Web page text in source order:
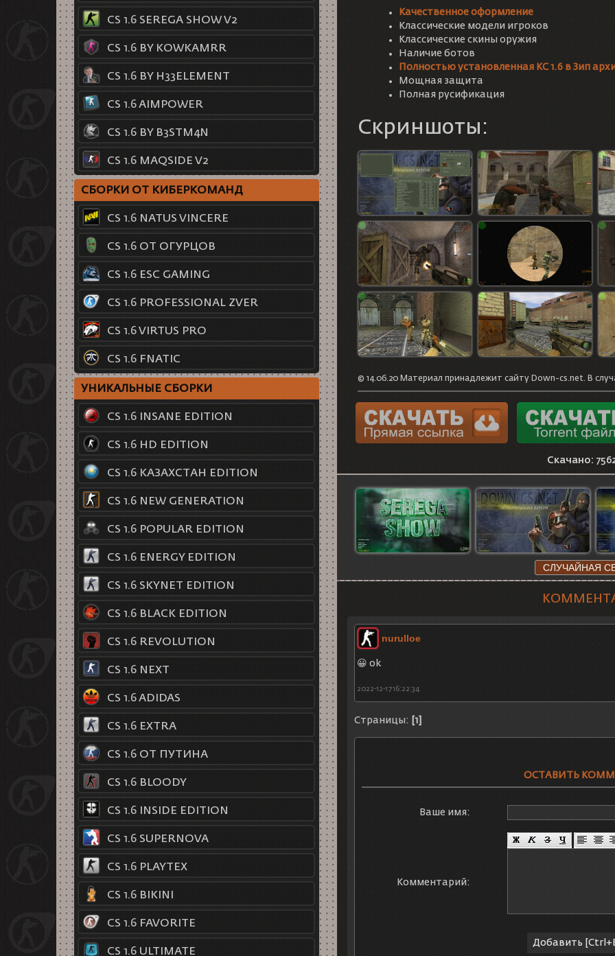
CS 1.6 SEREGA SHOW V2
CS 1.6 BY KOWKAMRR
CS 1.6 BY H33ELEMENT
CS 1.6 AIMPOWER
CS 1.6 BY B3STM4N
CS 1.6 MAQSIDE V2
СБОРКИ ОТ КИБЕРКОМАНД
CS 1.6 NATUS VINCERE
CS 1.6 ОТ ОГУРЦОВ
CS 1.6 ESC GAMING
CS 1.6 PROFESSIONAL ZVER
CS 1.6 VIRTUS PRO
CS 1.6 FNATIC
УНИКАЛЬНЫЕ СБОРКИ
CS 1.6 INSANE EDITION
CS 1.6 HD EDITION
CS 1.6 КАЗАХСТАН EDITION
CS 1.6 NEW GENERATION
CS 1.6 POPULAR EDITION
CS 1.6 ENERGY EDITION
CS 1.6 SKYNET EDITION
CS 1.6 BLACK EDITION
CS 1.6 REVOLUTION
CS 1.6 NEXT
CS 1.6 ADIDAS
CS 1.6 EXTRA
CS 1.6 ОТ ПУТИНА
CS 1.6 BLOODY
CS 1.6 INSIDE EDITION
CS 1.6 SUPERNOVA
CS 1.6 PLAYTEX
CS 1.6 BIKINI
CS 1.6 FAVORITE
CS 1.6 ULTIMATE
Качественное оформление
Классические модели игроков
Классические скины оружия
Наличие ботов
Полностью установленная КС 1.6 в Зип
Мощная защита
Полная русификация
Скриншоты:
© 14.06.20 Материал принадлежит сайту Down-cs.net. В
Скачано:
СЛУЧАЙНАЯ
nurulloe
😀 ok
2022-12-17 16:22:34
Страницы: [1]
ОСТАВИТЬ
Ваше имя:
Комментарий: